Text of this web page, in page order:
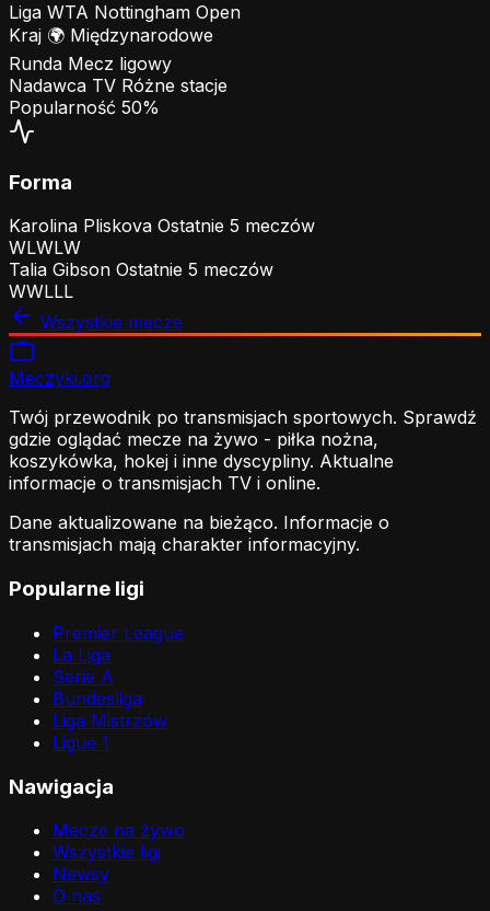
Liga WTA Nottingham Open
Kraj 🌍 Międzynarodowe
Runda Mecz ligowy
Nadawca TV Różne stacje
Popularność 50%
Forma
Karolina Pliskova Ostatnie 5 meczów
WLWLW
Talia Gibson Ostatnie 5 meczów
WWLLL
Wszystkie mecze
Meczyki.org
Twój przewodnik po transmisjach sportowych. Sprawdź
gdzie oglądać mecze na żywo - piłka nożna,
koszykówka, hokej i inne dyscypliny. Aktualne
informacje o transmisjach TV i online.
Dane aktualizowane na bieżąco. Informacje o
transmisjach mają charakter informacyjny.
Popularne ligi
Premier League
La Liga
Serie A
Bundesliga
Liga Mistrzów
Ligue 1
Nawigacja
Mecze na żywo
Wszystkie ligi
Newsy
O nas